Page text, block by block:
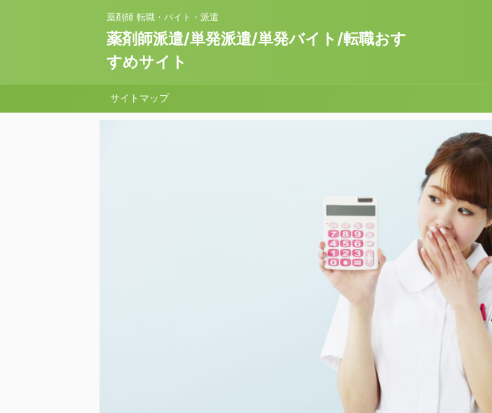
薬剤師 転職・バイト・派遣
薬剤師派遣/単発派遣/単発バイト/転職おす
すめサイト
サイトマップ